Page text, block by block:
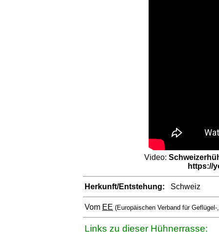
Video:
https://
Herkunft/Entstehung: Schweiz
Vom EE (Europäischen Verband für
Links zu dieser Hühnerrasse: